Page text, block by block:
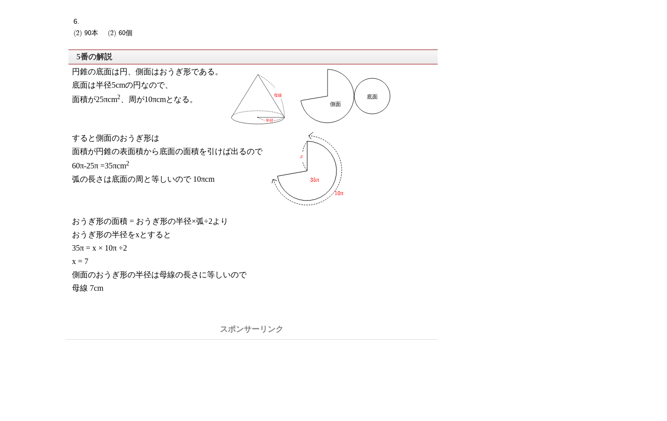
(2) 90本 (2) 60個
5番の解説
円錐の底面は円、側面はおうぎ形である。
底面は半径5cmの円なので、
面積が25πcm2 、周が10πcmとなる。
半径
母線
側面
底面
すると側面のおうぎ形は
面積が円錐の表面積から底面の面積を引けば出るので
60π-25π =35πcm2
弧の長さは底面の周と等しいので 10πcm
10π
35π
x
おうぎ形の面積 = おうぎ形の半径×弧÷2より
おうぎ形の半径をxとすると
35π = x × 10π ÷2
x = 7
側面のおうぎ形の半径は母線の長さに等しいので
母線 7cm